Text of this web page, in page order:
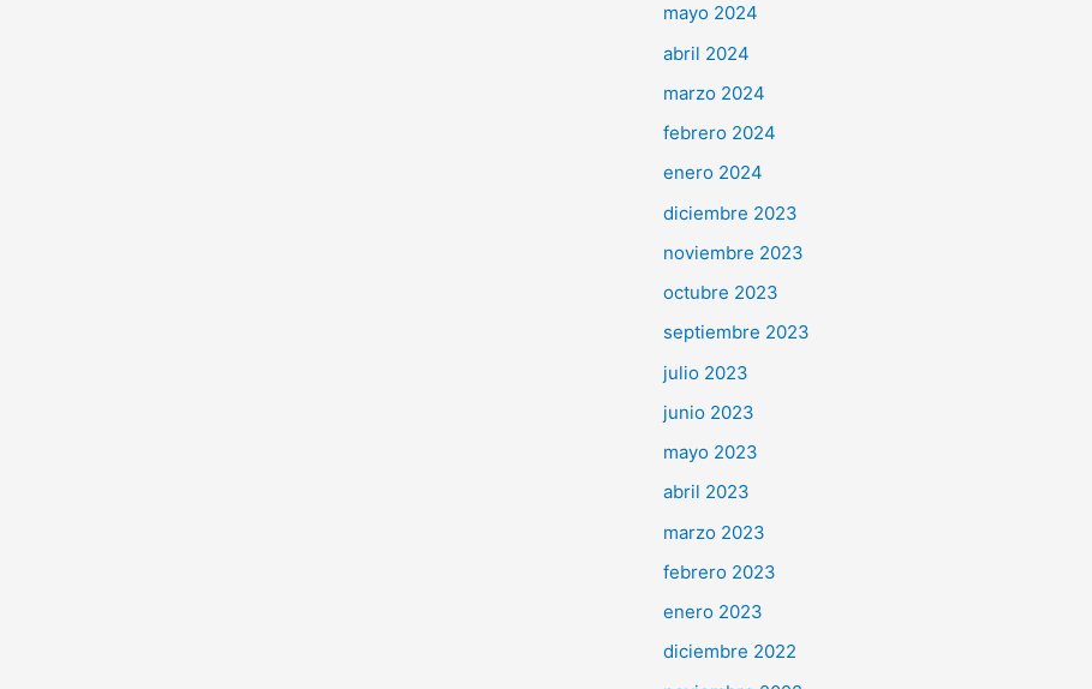
mayo 2024
abril 2024
marzo 2024
febrero 2024
enero 2024
diciembre 2023
noviembre 2023
octubre 2023
septiembre 2023
julio 2023
junio 2023
mayo 2023
abril 2023
marzo 2023
febrero 2023
enero 2023
diciembre 2022